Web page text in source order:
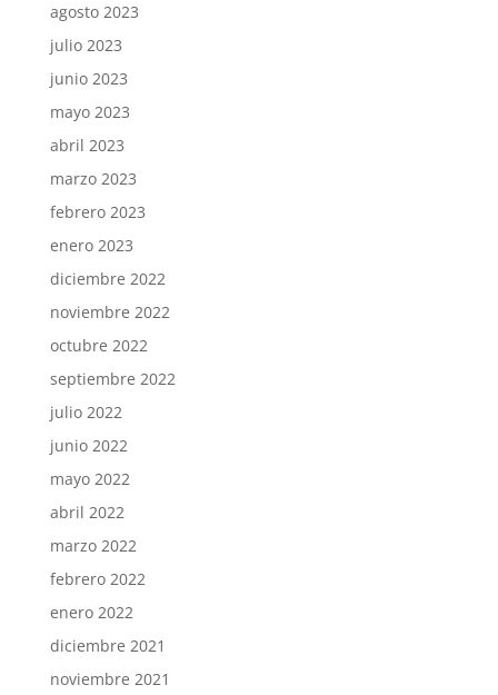
agosto 2023
julio 2023
junio 2023
mayo 2023
abril 2023
marzo 2023
febrero 2023
enero 2023
diciembre 2022
noviembre 2022
octubre 2022
septiembre 2022
julio 2022
junio 2022
mayo 2022
abril 2022
marzo 2022
febrero 2022
enero 2022
diciembre 2021
noviembre 2021